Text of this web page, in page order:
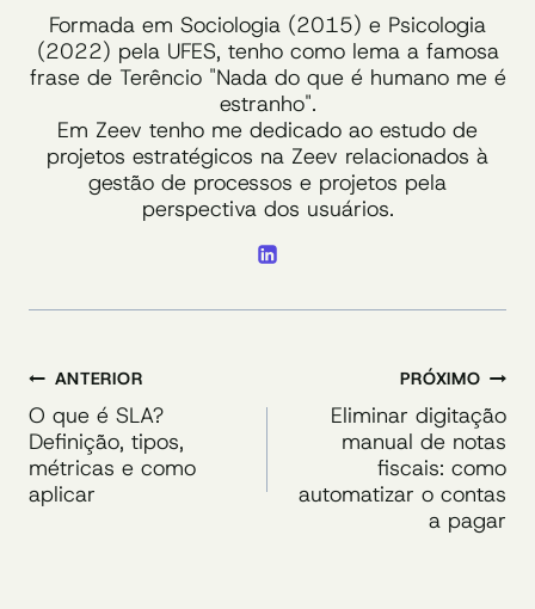
Formada em Sociologia (2015) e Psicologia
(2022) pela UFES, tenho como lema a famosa
frase de Terêncio "Nada do que é humano me é
estranho".
Em Zeev tenho me dedicado ao estudo de
projetos estratégicos na Zeev relacionados à
gestão de processos e projetos pela
perspectiva dos usuários.
Navegação
de
Post
ANTERIOR
O que é SLA?
Definição, tipos,
métricas e como
aplicar
PRÓXIMO
Eliminar digitação
manual de notas
fiscais: como
automatizar o contas
a pagar